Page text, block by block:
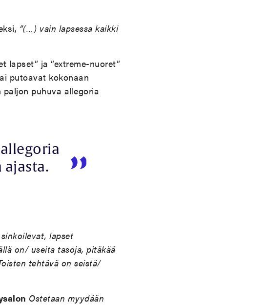
”(…) vain lapsessa kaikki
lapset” ja ”extreme-nuoret”
putoavat kokonaan
paljon puhuva allegoria
lapset
on/ useita tasoja, pitäkää
tehtävä on seistä/
Ostetaan myydään